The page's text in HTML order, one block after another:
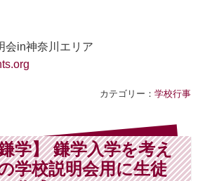
会in神奈川エリア
カテゴリー： 学校行事
学】 鎌学入学を考え
学校説明会用に生徒